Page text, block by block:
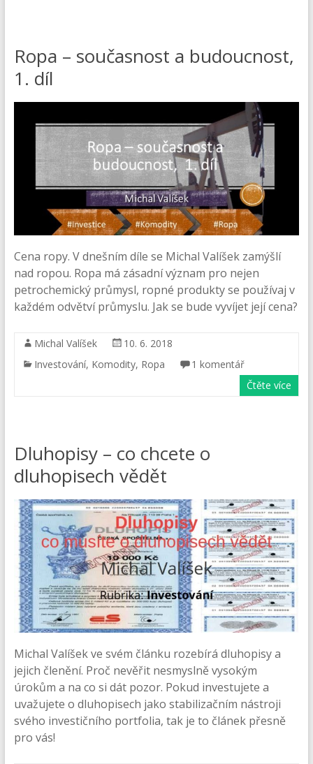
Ropa – současnost a budoucnost,
1. díl
Cena ropy. V dnešním díle se Michal Valíšek zamýšlí
nad ropou. Ropa má zásadní význam pro nejen
petrochemický průmysl, ropné produkty se používaj v
každém odvětví průmyslu. Jak se bude vyvíjet její cena?
Michal Valíšek
10. 6. 2018
Investování, Komodity, Ropa
1 komentář
Čtěte více
Dluhopisy – co chcete o
dluhopisech vědět
Michal Valíšek ve svém článku rozebírá dluhopisy a
jejich členění. Proč nevěřit nesmyslně vysokým
úrokům a na co si dát pozor. Pokud investujete a
uvažujete o dluhopisech jako stabilizačním nástroji
svého investičního portfolia, tak je to článek přesně
pro vás!